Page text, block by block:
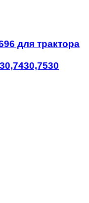
для трактора